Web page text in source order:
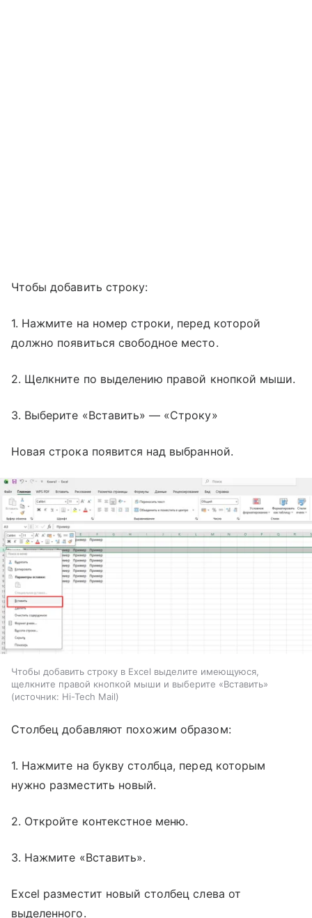
Чтобы добавить строку:
1. Нажмите на номер строки, перед которой
должно появиться свободное место.
2. Щелкните по выделению правой кнопкой мыши.
3. Выберите «Вставить» — «Строку»
Новая строка появится над выбранной.
Чтобы добавить строку в Excel выделите имеющуюся,
щелкните правой кнопкой мыши и выберите «Вставить»
источник: Hi-Tech Mail
Столбец добавляют похожим образом:
1. Нажмите на букву столбца, перед которым
нужно разместить новый.
2. Откройте контекстное меню.
3. Нажмите «Вставить».
Excel разместит новый столбец слева от
выделенного.